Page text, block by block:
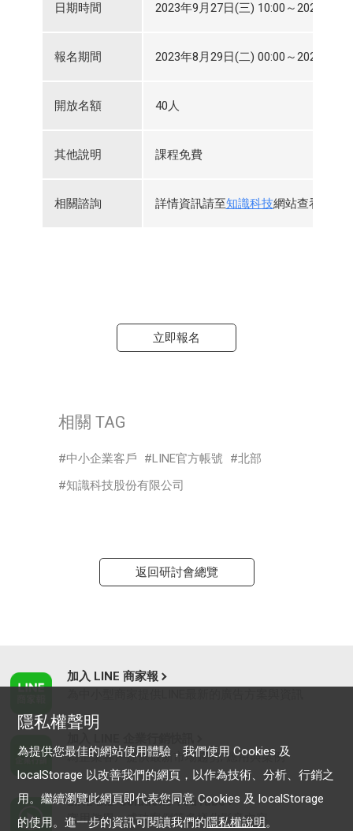
日期時間 2023年9月27日(三) 10:00～2023年9
報名期間 2023年8月29日(二) 00:00～2023年9
開放名額 40人
其他說明 課程免費
相關諮詢 詳情資訊請至知識科技網站查看，或
立即報名
相關 TAG
中小企業客戶 LINE官方帳號
北部
知識科技股份有限公司
返回研討會總覽
加入 LINE 商家報
為企業客戶提供最新市場趨勢, 應用與案例
LINE Biz-Solutions YouTube
實用教學、成功案例等多樣化影音內容
隱私權聲明
為提供您最佳的網站使用體驗，我們使用 Cookies 及
localStorage 以改善我們的網頁，以作為技術、分析、行銷之
用。繼續瀏覽此網頁即代表您同意 Cookies 及 localStorage
的使用。進一步的資訊可閱讀我們的隱私權說明。